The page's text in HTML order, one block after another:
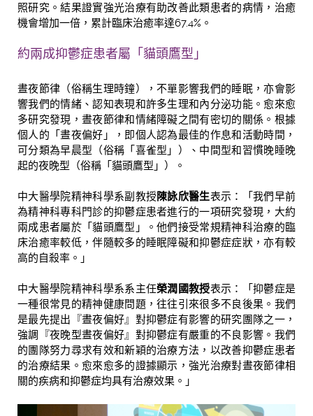
照研究。結果證實強光治療有助改善此類患者的病情，治癒
機會增加一倍，累計臨床治癒率達67.4%。
約兩成抑鬱症患者屬「貓頭鷹型」
晝夜節律（俗稱生理時鐘），不單影響我們的睡眠，亦會影
響我們的情緒、認知表現和許多生理和內分泌功能。愈來愈
多研究發現，晝夜節律和情緒障礙之間有密切的關係。根據
個人的「晝夜偏好」，即個人認為最佳的作息和活動時間，
可分類為早晨型（俗稱「喜雀型」）、中間型和習慣晚睡晚
起的夜晚型（俗稱「貓頭鷹型」）。
中大醫學院精神科學系副教授陳詠欣醫生表示：「我們早前
為精神科專科門診的抑鬱症患者進行的一項研究發現，大約
兩成患者屬於「貓頭鷹型」。他們接受常規精神科治療的臨
床治癒率較低，伴隨較多的睡眠障礙和抑鬱症症狀，亦有較
高的自殺率。」
中大醫學院精神科學系系主任榮潤國教授表示：「抑鬱症是
一種很常見的精神健康問題，往往引來很多不良後果。我們
是最先提出『晝夜偏好』對抑鬱症有影響的研究團隊之一，
強調『夜晚型晝夜偏好』對抑鬱症有嚴重的不良影響。我們
的團隊努力尋求有效和新穎的治療方法，以改善抑鬱症患者
的治療結果。愈來愈多的證據顯示，強光治療對晝夜節律相
關的疾病和抑鬱症均具有治療效果。」